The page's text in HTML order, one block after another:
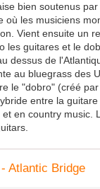
bien soutenus par
où les musiciens
Vient ensuite un
les guitares et le
dessus de
au bluegrass des
le "dobro" (créé
entre la
en country music.
Atlantic Bridge